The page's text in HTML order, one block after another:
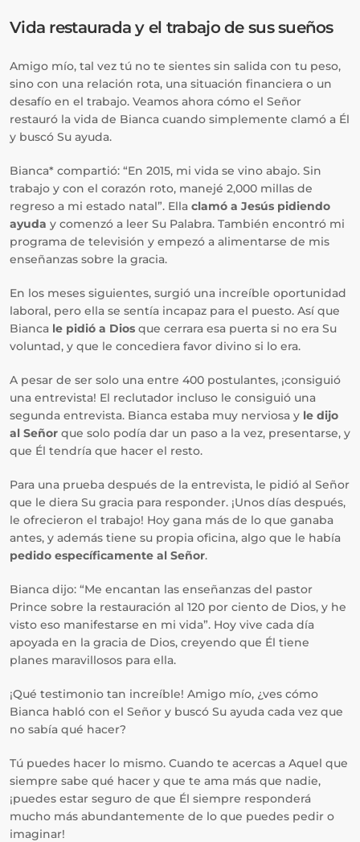
Vida restaurada y el trabajo de sus sueños
Amigo mío, tal vez tú no te sientes sin salida con tu peso,
sino con una relación rota, una situación financiera o un
desafío en el trabajo. Veamos ahora cómo el Señor
restauró la vida de Bianca cuando simplemente clamó a Él
y buscó Su ayuda.
Bianca* compartió: “En 2015, mi vida se vino abajo. Sin
trabajo y con el corazón roto, manejé 2,000 millas de
regreso a mi estado natal”. Ella clamó a Jesús pidiendo
ayuda y comenzó a leer Su Palabra. También encontró mi
programa de televisión y empezó a alimentarse de mis
enseñanzas sobre la gracia.
En los meses siguientes, surgió una increíble oportunidad
laboral, pero ella se sentía incapaz para el puesto. Así que
Bianca le pidió a Dios que cerrara esa puerta si no era Su
voluntad, y que le concediera favor divino si lo era.
A pesar de ser solo una entre 400 postulantes, ¡consiguió
una entrevista! El reclutador incluso le consiguió una
segunda entrevista. Bianca estaba muy nerviosa y le dijo
al Señor que solo podía dar un paso a la vez, presentarse, y
que Él tendría que hacer el resto.
Para una prueba después de la entrevista, le pidió al Señor
que le diera Su gracia para responder. ¡Unos días después,
le ofrecieron el trabajo! Hoy gana más de lo que ganaba
antes, y además tiene su propia oficina, algo que le había
pedido específicamente al Señor.
Bianca dijo: “Me encantan las enseñanzas del pastor
Prince sobre la restauración al 120 por ciento de Dios, y he
visto eso manifestarse en mi vida”. Hoy vive cada día
apoyada en la gracia de Dios, creyendo que Él tiene
planes maravillosos para ella.
¡Qué testimonio tan increíble! Amigo mío, ¿ves cómo
Bianca habló con el Señor y buscó Su ayuda cada vez que
no sabía qué hacer?
Tú puedes hacer lo mismo. Cuando te acercas a Aquel que
siempre sabe qué hacer y que te ama más que nadie,
¡puedes estar seguro de que Él siempre responderá
mucho más abundantemente de lo que puedes pedir o
imaginar!